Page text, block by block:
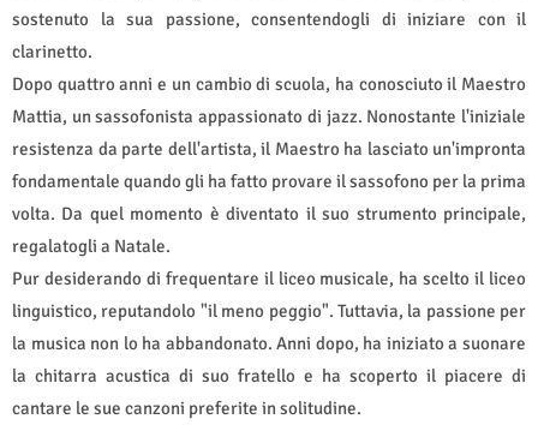
sostenuto la sua passione, consentendogli di iniziare con il
clarinetto.
Dopo quattro anni e un cambio di scuola, ha conosciuto il Maestro
Mattia, un sassofonista appassionato di jazz. Nonostante l'iniziale
resistenza da parte dell'artista, il Maestro ha lasciato un'impronta
fondamentale quando gli ha fatto provare il sassofono per la prima
volta. Da quel momento è diventato il suo strumento principale,
regalatogli a Natale.
Pur desiderando di frequentare il liceo musicale, ha scelto il liceo
linguistico, reputandolo "il meno peggio". Tuttavia, la passione per
la musica non lo ha abbandonato. Anni dopo, ha iniziato a suonare
la chitarra acustica di suo fratello e ha scoperto il piacere di
cantare le sue canzoni preferite in solitudine.